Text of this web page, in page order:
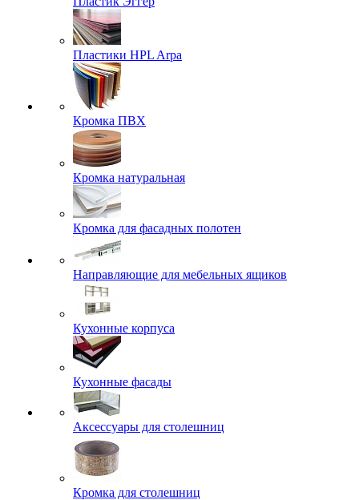
Пластики HPL Arpa
Кромка ПВХ
Кромка натуральная
Кромка для фасадных полотен
Направляющие для мебельных ящиков
Кухонные корпуса
Кухонные фасады
Аксессуары для столешниц
Кромка для столешниц